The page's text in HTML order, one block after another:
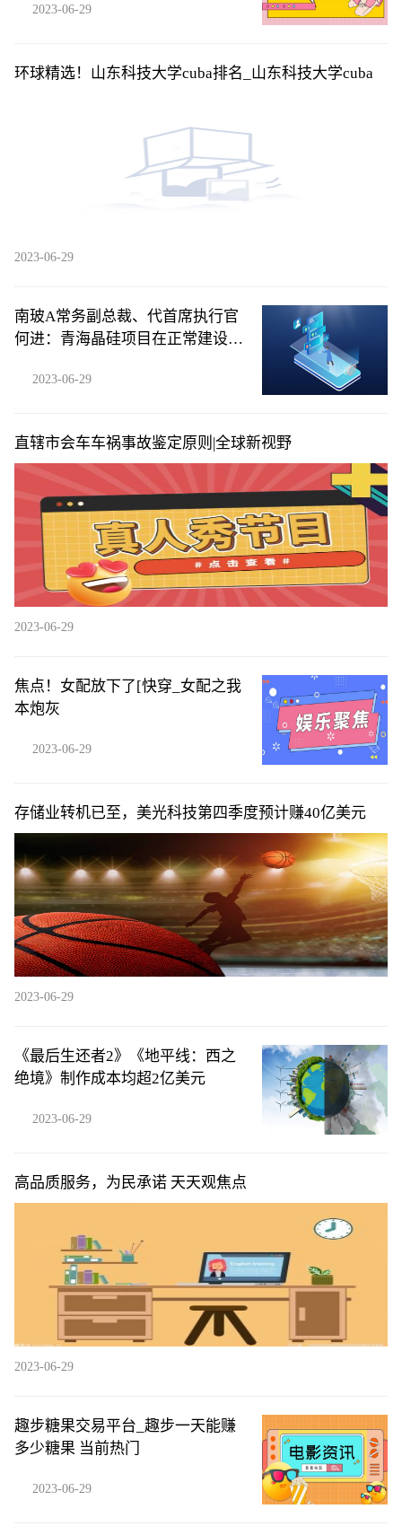
2023-06-29
环球精选！山东科技大学cuba排名_山东科技大学cuba
2023-06-29
南玻A常务副总裁、代首席执行官
何进：青海晶硅项目在正常建设当
2023-06-29
直辖市会车车祸事故鉴定原则|全球新视野
2023-06-29
焦点！女配放下了[快穿_女配之我
本炮灰
2023-06-29
存储业转机已至，美光科技第四季度预计赚40亿美元
2023-06-29
《最后生还者2》《地平线：西之
绝境》制作成本均超2亿美元
2023-06-29
高品质服务，为民承诺 天天观焦点
2023-06-29
趣步糖果交易平台_趣步一天能赚
多少糖果 当前热门
2023-06-29